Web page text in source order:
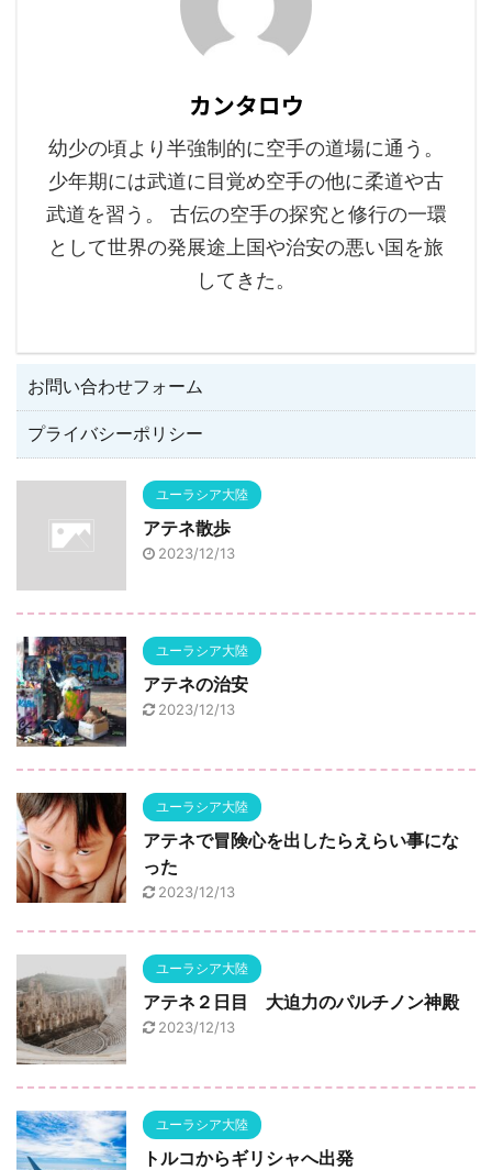
カンタロウ
幼少の頃より半強制的に空手の道場に通う。
少年期には武道に目覚め空手の他に柔道や古
武道を習う。 古伝の空手の探究と修行の一環
として世界の発展途上国や治安の悪い国を旅
してきた。
お問い合わせフォーム
プライバシーポリシー
ユーラシア大陸
アテネ散歩
2023/12/13
ユーラシア大陸
アテネの治安
2023/12/13
ユーラシア大陸
アテネで冒険心を出したらえらい事にな
った
2023/12/13
ユーラシア大陸
アテネ２日目 大迫力のパルチノン神殿
2023/12/13
ユーラシア大陸
トルコからギリシャへ出発